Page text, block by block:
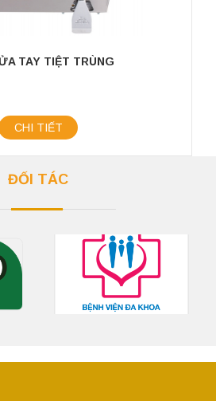
TAY TIỆT TRÙNG
CHI TIẾT
ĐỐI TÁC